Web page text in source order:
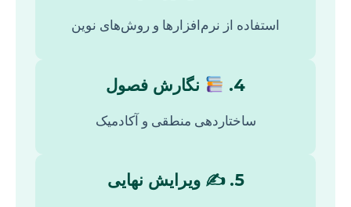
استفاده از نرم‌افزارها و روش‌های نوین
4. نگارش فصول
ساختاردهی منطقی و آکادمیک
5. ✍️ ویرایش نهایی